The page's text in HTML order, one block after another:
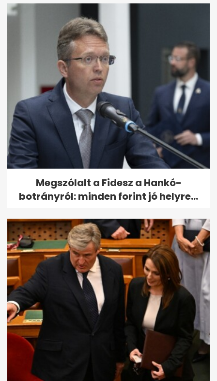
Megszólalt a Fidesz a Hankó-
botrányról: minden forint jó helyre...